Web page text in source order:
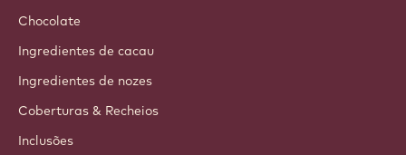
Chocolate
Ingredientes de cacau
Ingredientes de nozes
Coberturas & Recheios
Inclusões